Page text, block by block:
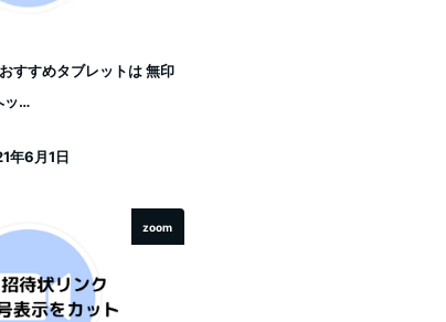
すすめタブレットは 無印
ッ…
年6月1日
zoom